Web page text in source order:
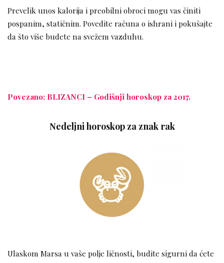
Prevelik unos kalorija i preobilni obroci mogu vas činiti
pospanim, statičnim. Povedite računa o ishrani i pokušajte
da što više budete na svežem vazduhu.
Povezano: BLIZANCI – Godišnji horoskop za 2017.
Nedeljni horoskop za znak rak
Ulaskom Marsa u vaše polje ličnosti, budite sigurni da ćete